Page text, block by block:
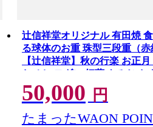
辻信祥堂オリジナル 有田焼
る球体のお重 珠型三段重（赤
【辻信祥堂】秋の行楽 お正
おせち モダン 紅葉 もみじ お
し うつわ 器 gg003
50,000 円
たまったWAON